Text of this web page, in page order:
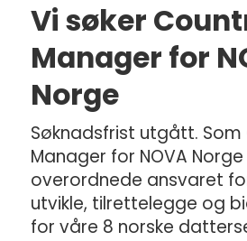
Vi søker
Manager for
Norge
Søknadsfrist utgått. Som
Manager for NOVA
overordnede ansvaret
utvikle, tilrettelegge og
for våre 8 norske